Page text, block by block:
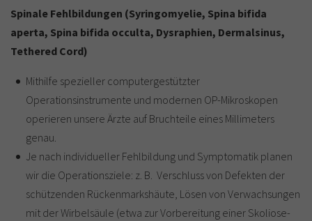
Spinale Fehlbildungen (Syringomyelie, Spina bifida
aperta, Spina bifida occulta, Dysraphien, Dermalsinus,
Tethered Cord)
Mithilfe spezieller computergestützter
Operationsinstrumente und modernen OP-Mikroskopen
operieren unsere Ärzte auf Bruchteile eines Millimeters
genau.
Je nach individueller Fehlbildung und Symptomatik planen
wir die Operationsziele: z. B. Verschluss von Defekten der
schützenden Rückenmarkshäute, Lösen von Verwachsungen
mit der Wirbelsäule (etwa zur Vorbereitung einer Skoliose-